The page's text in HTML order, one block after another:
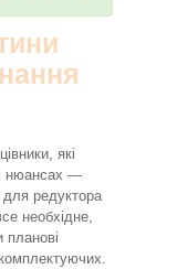
які
нюансах —
для редуктора
необхідне,
планові